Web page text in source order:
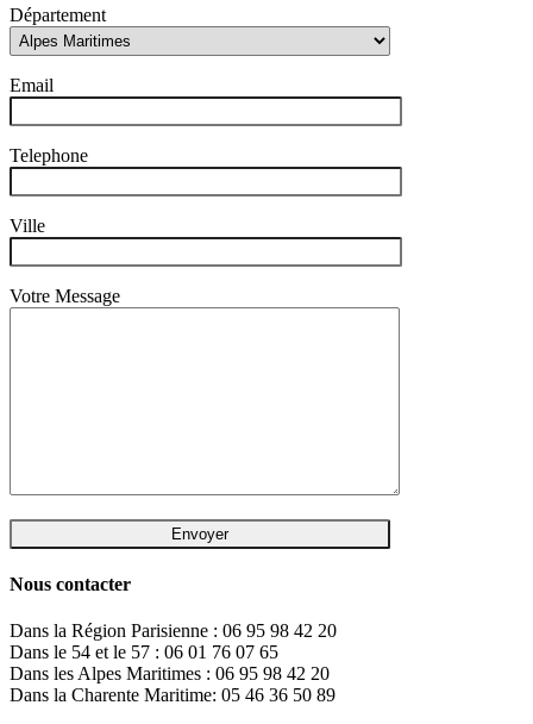
Département
Email
Telephone
Ville
Votre Message
Nous contacter
Dans la Région Parisienne : 06 95 98 42 20
Dans le 54 et le 57 : 06 01 76 07 65
Dans les Alpes Maritimes : 06 95 98 42 20
Dans la Charente Maritime: 05 46 36 50 89